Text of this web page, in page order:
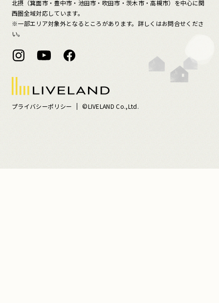
北摂（箕面市・豊中市・池田市・吹田市・茨木市・高槻市）を中心に関
西圏全域対応しています。
※一部エリア対象外となるところがあります。詳しくはお問合せくださ
い。
プライバシーポリシー ©LIVELAND Co.,Ltd.